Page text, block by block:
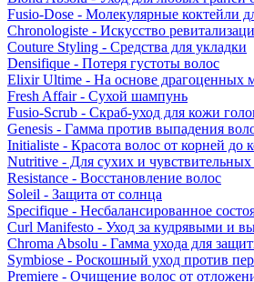
Fusio-Dose - Молекулярные коктейли
Chronologiste - Искусство
Couture Styling - Средства для укладки
Densifique - Потеря густоты волос
Elixir Ultime - На основе драгоценных
Fresh Affair - Сухой шампунь
Fusio-Scrub - Скраб-уход для кожи
Genesis - Гамма против выпадения
Initialiste - Красота волос от корней до
Nutritive - Для сухих и чувствительных
Resistance - Восстановление волос
Soleil - Защита от солнца
Specifique - Несбалансированное
Curl Manifesto - Уход за кудрявыми и
Chroma Absolu - Гамма ухода для
Symbiose - Роскошный уход против
Premiere - Очищение волос от